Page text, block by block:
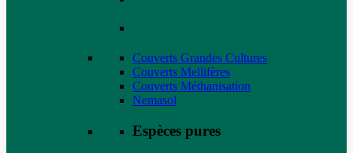
Couverts Grandes Cultures
Couverts Mellifères
Couverts Méthanisation
Nemasol
Espèces pures